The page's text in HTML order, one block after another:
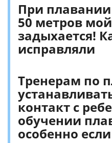
При
50 метров
задыхается!
исправляли
Тренерам по
контакт с
обучении
особенно